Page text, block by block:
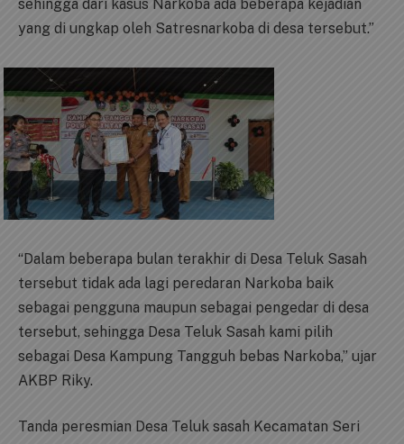
sehingga dari kasus Narkoba ada beberapa kejadian
yang di ungkap oleh Satresnarkoba di desa tersebut.”
“Dalam beberapa bulan terakhir di Desa Teluk Sasah
tersebut tidak ada lagi peredaran Narkoba baik
sebagai pengguna maupun sebagai pengedar di desa
tersebut, sehingga Desa Teluk Sasah kami pilih
sebagai Desa Kampung Tangguh bebas Narkoba,” ujar
AKBP Riky.
Tanda peresmian Desa Teluk sasah Kecamatan Seri